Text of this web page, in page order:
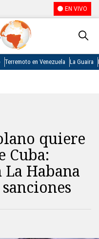
EN VIVO
Terremoto en Venezuela La Guaira
quiere
Cuba:
Habana